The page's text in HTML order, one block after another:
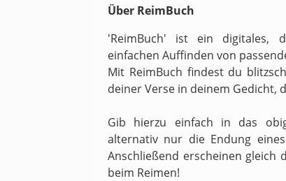
Über ReimBuch
'ReimBuch' ist ein digitales,
einfachen Auffinden von
Mit ReimBuch findest du
deiner Verse in deinem Gedicht,
Gib hierzu einfach in das
alternativ nur die Endung
Anschließend erscheinen gleich
beim Reimen!